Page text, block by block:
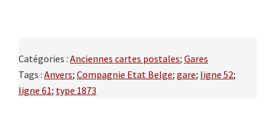
Catégories : Anciennes cartes postales; Gares
Tags : Anvers; Compagnie Etat Belge; gare; ligne 52;
ligne 61; type 1873